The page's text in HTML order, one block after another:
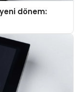
dönem: